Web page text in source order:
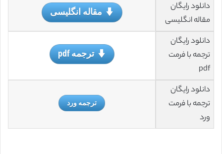
دانلود رایگان
مقاله انگلیسی
مقاله انگلیسی
دانلود رایگان
ترجمه با فرمت
pdf
ترجمه pdf
دانلود رایگان
ترجمه با فرمت
ورد
ترجمه ورد